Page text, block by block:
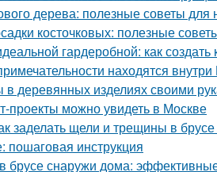
дерева: полезные советы
косточковых: полезные
гардеробной: как
находятся
в деревянных изделиях своими
проекты можно увидеть в Москве
заделать щели и трещины в
пошаговая инструкция
брусе снаружи дома: